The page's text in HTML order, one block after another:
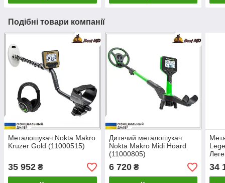
Подібні товари компанії
Металошукач Nokta Makro
Kruzer Gold (11000515)
35 952 ₴
Дитячий металошукач
Nokta Makro Midi Hoard
(11000805)
6 720₴ 34